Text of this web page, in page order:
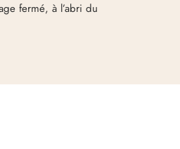
fermé, à l’abri du